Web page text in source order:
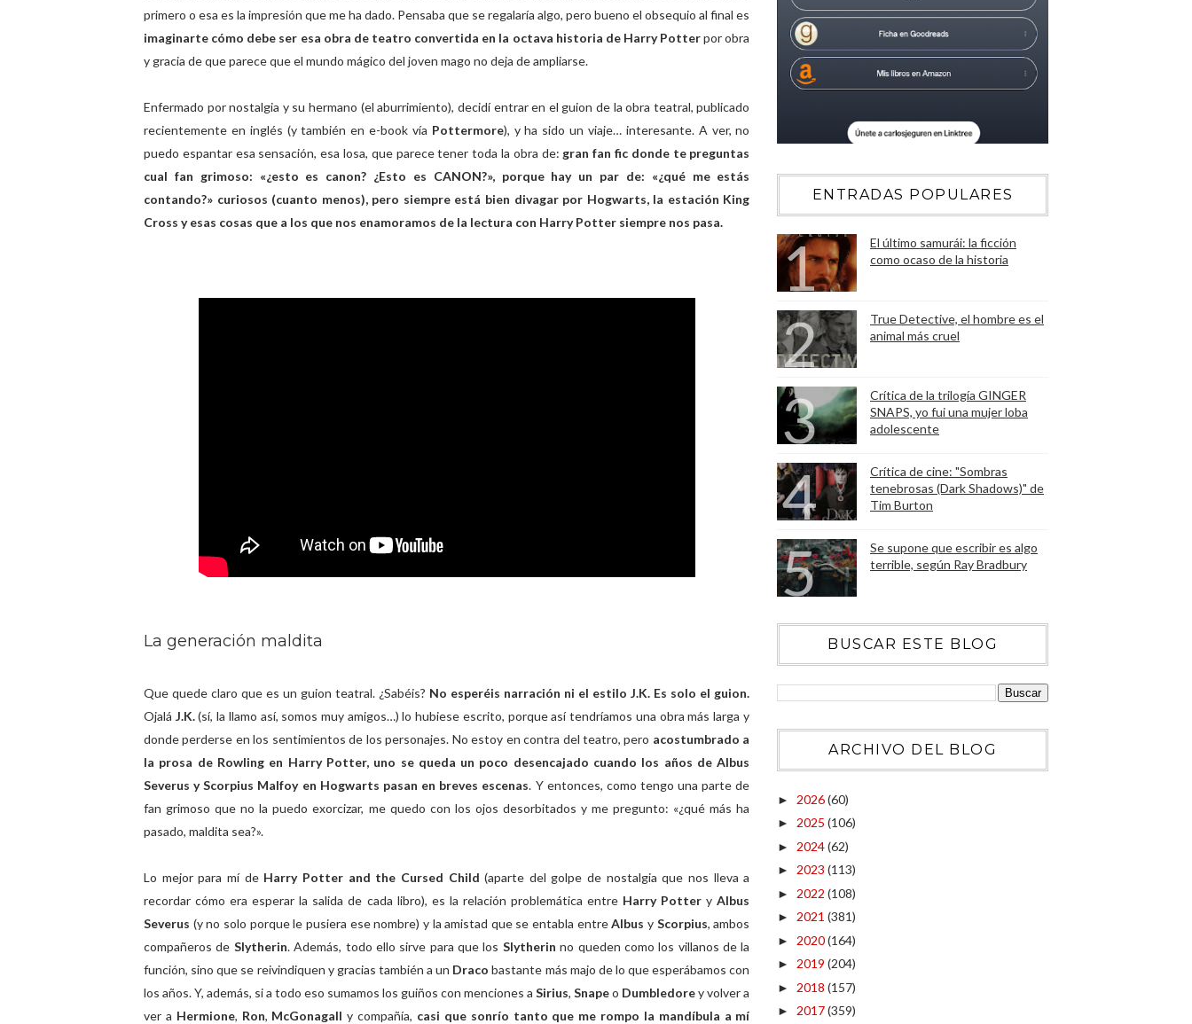
primero o esa es la impresión que me ha dado. Pensaba que se regalaría algo, pero bueno el obsequio al final es
imaginarte cómo debe ser esa obra de teatro convertida en la octava historia de Harry Potterpor obra
y gracia de que parece que el mundo mágico del joven mago no deja de ampliarse.
Enfermado por nostalgia y su hermano (el aburrimiento), decidí entrar en el guion de la obra teatral, publicado
recientemente en inglés (y también en e-book vía Pottermore), y ha sido un viaje… interesante. A ver, no
puedo espantar esa sensación, esa losa, que parece tener toda la obra de: gran fan fic donde te preguntas
cual fan grimoso: «¿esto es canon? ¿Esto es CANON?», porque hay un par de: «¿qué me estás
contando?» curiosos (cuanto menos), pero siempre está bien divagar por Hogwarts, la estación King
Cross y esas cosas que a los que nos enamoramos de la lectura con Harry Potter siempre nos pasa.
La generación maldita
Que quede claro que es un guion teatral. ¿Sabéis? No esperéis narración ni el estilo J.K. Es solo el guion.
Ojalá J.K.(sí, la llamo así, somos muy amigos…) lo hubiese escrito, porque así tendríamos una obra más larga y
donde perderse en los sentimientos de los personajes. No estoy en contra del teatro, pero acostumbrado a
la prosa de Rowling en Harry Potter, uno se queda un poco desencajado cuando los años de Albus
Severus y Scorpius Malfoy en Hogwarts pasan en breves escenas. Y entonces, como tengo una parte de
fan grimoso que no la puedo exorcizar, me quedo con los ojos desorbitados y me pregunto: «¿qué más ha
pasado, maldita sea?».
Lo mejor para mí de Harry Potter and the Cursed Child (aparte del golpe de nostalgia que nos lleva a
recordar cómo era esperar la salida de cada libro), es la relación problemática entre Harry Potter yAlbus
Severus (y no solo porque le pusiera ese nombre) y la amistad que se entabla entreAlbus y Scorpius, ambos
compañeros de Slytherin. Además, todo ello sirve para que los Slytherin no queden como los villanos de la
función, sino que se reivindiquen y gracias también a un Draco bastante más majo de lo que esperábamos con
los años. Y, además, si a todo eso sumamos los guiños con menciones aSirius,Snapeo Dumbledorey volver a
ver a Hermione, Ron, McGonagall y compañía, casi que sonrío tanto que me rompo la mandíbula a mí
ENTRADAS POPULARES
El último samurái: la ficción
como ocaso de la historia
True Detective, el hombre es el
animal más cruel
Crítica de la trilogía GINGER
SNAPS, yo fui una mujer loba
adolescente
Crítica de cine: "Sombras
tenebrosas (Dark Shadows)" de
Tim Burton
Se supone que escribir es algo
terrible, según Ray Bradbury
BUSCAR ESTE BLOG
ARCHIVO DEL BLOG
► 2026(60)
► 2025 (106)
► 2024(62)
► 2023 (113)
► 2022 (108)
► 2021 (381)
► 2020(164)
► 2019 (204)
► 2018 (157)
► 2017(359)